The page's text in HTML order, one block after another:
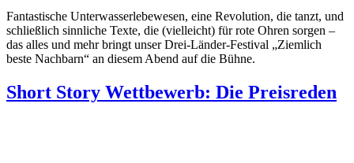
Fantastische Unterwasserlebewesen, eine Revolution, die tanzt, und
schließlich sinnliche Texte, die (vielleicht) für rote Ohren sorgen –
das alles und mehr bringt unser Drei-Länder-Festival „Ziemlich
beste Nachbarn“ an diesem Abend auf die Bühne.
Short Story Wettbewerb: Die Preisreden